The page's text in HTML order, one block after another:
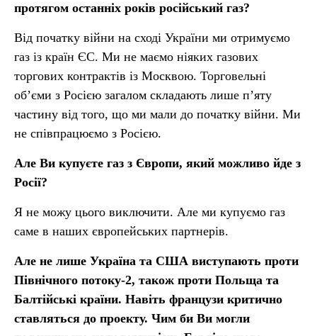
протягом останніх років російський газ?
Від початку війни на сході України ми отримуємо
газ із країн ЄС. Ми не маємо ніяких газових
торгових контрактів із Москвою. Торговельні
об’єми з Росією загалом складають лише п’яту
частину від того, що ми мали до початку війни. Ми
не співпрацюємо з Росією.
Але Ви купуєте газ з Європи, який можливо йде з
Росії?
Я не можу цього виключити. Але ми купуємо газ
саме в наших європейських партнерів.
Але не лише Україна та США виступають проти
Північного потоку-2, також проти Польща та
Балтійські країни. Навіть французи критично
ставляться до проекту. Чим би Ви могли